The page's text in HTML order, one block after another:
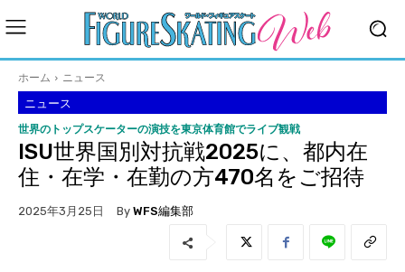
ホーム ニュース
ニュース
世界のトップスケーターの演技を東京体育館でライブ観戦
ISU世界国別対抗戦2025に、都内在
住・在学・在勤の方470名をご招待
2025年3月25日 By WFS編集部